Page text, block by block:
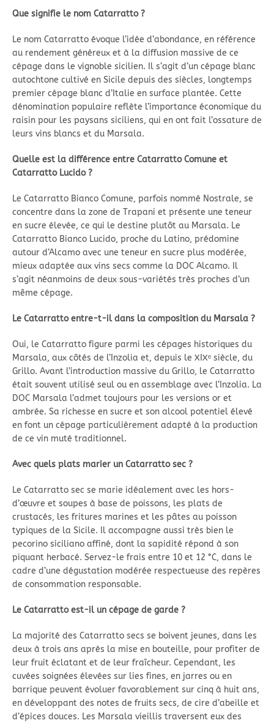
Que signifie le nom Catarratto ?
Le nom Catarratto évoque l’idée d’abondance, en référence
au rendement généreux et à la diffusion massive de ce
cépage dans le vignoble sicilien. Il s’agit d’un cépage blanc
autochtone cultivé en Sicile depuis des siècles, longtemps
premier cépage blanc d’Italie en surface plantée. Cette
dénomination populaire reflète l’importance économique du
raisin pour les paysans siciliens, qui en ont fait l’ossature de
leurs vins blancs et du Marsala.
Quelle est la différence entre Catarratto Comune et
Catarratto Lucido ?
Le Catarratto Bianco Comune, parfois nommé Nostrale, se
concentre dans la zone de Trapani et présente une teneur
en sucre élevée, ce qui le destine plutôt au Marsala. Le
Catarratto Bianco Lucido, proche du Latino, prédomine
autour d’Alcamo avec une teneur en sucre plus modérée,
mieux adaptée aux vins secs comme la DOC Alcamo. Il
s’agit néanmoins de deux sous-variétés très proches d’un
même cépage.
Le Catarratto entre-t-il dans la composition du Marsala ?
Oui, le Catarratto figure parmi les cépages historiques du
Marsala, aux côtés de l’Inzolia et, depuis le XIXᵉ siècle, du
Grillo. Avant l’introduction massive du Grillo, le Catarratto
était souvent utilisé seul ou en assemblage avec l’Inzolia. La
DOC Marsala l’admet toujours pour les versions or et
ambrée. Sa richesse en sucre et son alcool potentiel élevé
en font un cépage particulièrement adapté à la production
de ce vin muté traditionnel.
Avec quels plats marier un Catarratto sec ?
Le Catarratto sec se marie idéalement avec les hors-
d’œuvre et soupes à base de poissons, les plats de
crustacés, les fritures marines et les pâtes au poisson
typiques de la Sicile. Il accompagne aussi très bien le
pecorino siciliano affiné, dont la sapidité répond à son
piquant herbacé. Servez-le frais entre 10 et 12 °C, dans le
cadre d’une dégustation modérée respectueuse des repères
de consommation responsable.
Le Catarratto est-il un cépage de garde ?
La majorité des Catarratto secs se boivent jeunes, dans les
deux à trois ans après la mise en bouteille, pour profiter de
leur fruit éclatant et de leur fraîcheur. Cependant, les
cuvées soignées élevées sur lies fines, en jarres ou en
barrique peuvent évoluer favorablement sur cinq à huit ans,
en développant des notes de fruits secs, de cire d’abeille et
d’épices douces. Les Marsala vieillis traversent eux des